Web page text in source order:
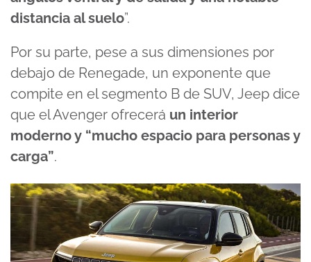
distancia al suelo”.
Por su parte, pese a sus dimensiones por
debajo de Renegade, un exponente que
compite en el segmento B de SUV, Jeep dice
que el Avenger ofrecerá un interior
moderno y “mucho espacio para personas y
carga”.